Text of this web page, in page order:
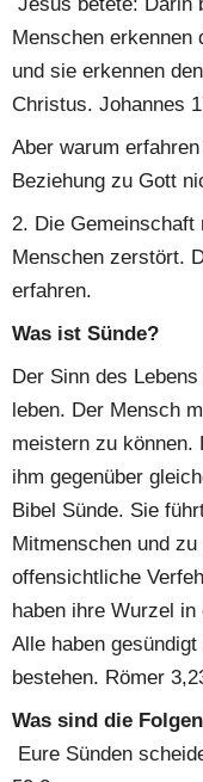
Menschen erkennen
und sie erkennen
Christus. Johannes
Aber warum
Beziehung zu Gott
2. Die
Menschen zerstört.
erfahren.
Was ist Sünde?
Der Sinn des
leben. Der Mensch
meistern zu können.
ihm gegenüber
Bibel Sünde. Sie
Mitmenschen und
offensichtliche
haben ihre Wurzel
Alle haben
bestehen. Römer
Was sind die
Eure Sünden